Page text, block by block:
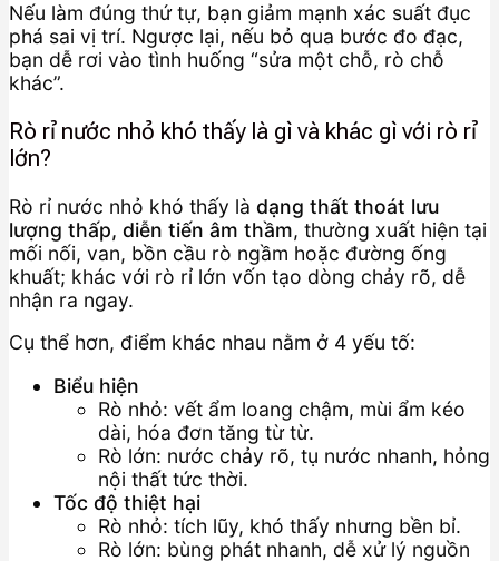
Nếu làm đúng thứ tự, bạn giảm mạnh xác suất đục
phá sai vị trí. Ngược lại, nếu bỏ qua bước đo đạc,
bạn dễ rơi vào tình huống “sửa một chỗ, rò chỗ
khác”.
Rò rỉ nước nhỏ khó thấy là gì và khác gì với rò rỉ
lớn?
Rò rỉ nước nhỏ khó thấy là dạng thất thoát lưu
lượng thấp, diễn tiến âm thầm, thường xuất hiện tại
mối nối, van, bồn cầu rò ngầm hoặc đường ống
khuất; khác với rò rỉ lớn vốn tạo dòng chảy rõ, dễ
nhận ra ngay.
Cụ thể hơn, điểm khác nhau nằm ở 4 yếu tố:
Biểu hiện
Rò nhỏ: vết ẩm loang chậm, mùi ẩm kéo
dài, hóa đơn tăng từ từ.
Rò lớn: nước chảy rõ, tụ nước nhanh, hỏng
nội thất tức thời.
Tốc độ thiệt hại
Rò nhỏ: tích lũy, khó thấy nhưng bền bỉ.
Rò lớn: bùng phát nhanh, dễ xử lý nguồn